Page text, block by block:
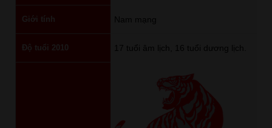
Giới tính Nam mạng
Độ tuổi 2010 17 tuổi âm lịch, 16 tuổi dương lịch.